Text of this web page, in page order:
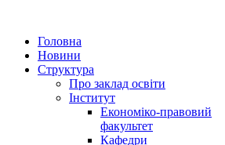
Головна
Новини
Структура
Про заклад освіти
Інститут
Економіко-правовий
факультет
Кафедри